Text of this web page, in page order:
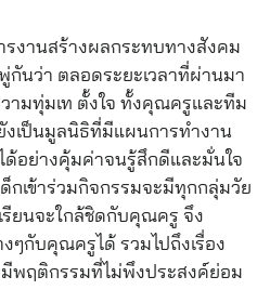
านสร้างผลกระทบทางสังคม
กันว่า ตลอดระยะเวลาที่ผ่านมา
ามทุ่มเท ตั้งใจ ทั้งคุณครูและทีม
เป็นมูลนิธิที่มีแผนการทำงาน
ด้อย่างคุ้มค่าจนรู้สึกดีและมั่นใจ
เข้าร่วมกิจกรรมจะมีทุกกลุ่มวัย
รียนจะใกล้ชิดกับคุณครู จึง
ๆกับคุณครูได้ รวมไปถึงเรื่อง
พฤติกรรมที่ไม่พึงประสงค์ย่อม